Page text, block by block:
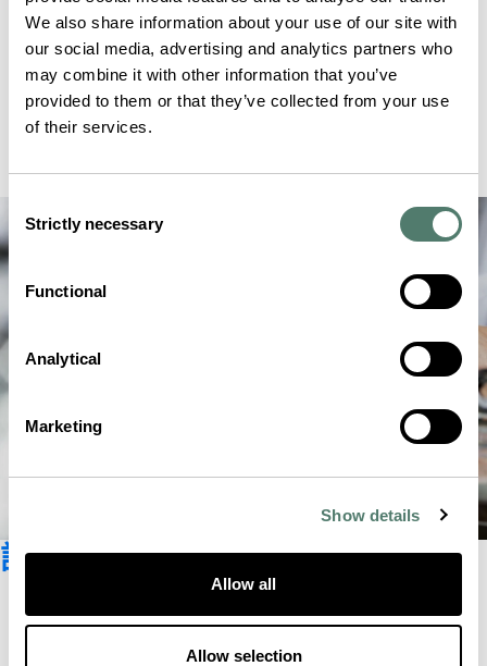
We also share information about your use of our site with
our social media, advertising and analytics partners who
may combine it with other information that you’ve
provided to them or that they’ve collected from your use
of their services.
Selection
Strictly necessary
Functional
Analytical
Marketing
Show details
Allow all
Allow selection
訂閱新聞資訊